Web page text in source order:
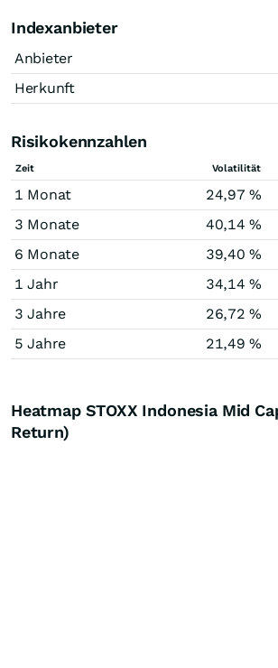
Indexanbieter
Anbieter
Herkunft
Risikokennzahlen
Zeit Volatilität
1 Monat 24,97 %
3 Monate
40,14 %
6 Monate
39,40 %
1 Jahr
34,14 %
3 Jahre
26,72 %
5 Jahre
21,49 %
Heatmap STOXX Indonesia Mid
Return)